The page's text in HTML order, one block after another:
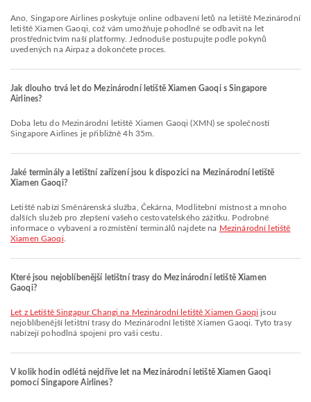
Ano, Singapore Airlines poskytuje online odbavení letů na letiště Mezinárodní
letiště Xiamen Gaoqi, což vám umožňuje pohodlně se odbavit na let
prostřednictvím naší platformy. Jednoduše postupujte podle pokynů
uvedených na Airpaz a dokončete proces.
Jak dlouho trvá let do Mezinárodní letiště Xiamen Gaoqi s Singapore
Airlines?
Doba letu do Mezinárodní letiště Xiamen Gaoqi (XMN) se společností
Singapore Airlines je přibližně 4h 35m.
Jaké terminály a letištní zařízení jsou k dispozici na Mezinárodní letiště
Xiamen Gaoqi?
Letiště nabízí Směnárenská služba, Čekárna, Modlitební místnost a mnoho
dalších služeb pro zlepšení vašeho cestovatelského zážitku. Podrobné
informace o vybavení a rozmístění terminálů najdete na Mezinárodní letiště
Xiamen Gaoqi
Které jsou nejoblíbenější letištní trasy do Mezinárodní letiště Xiamen
Gaoqi?
let z Letiště Singapur Changi na Mezinárodní letiště Xiamen Gaoqi jsou
nejoblíbenější letištní trasy do Mezinárodní letiště Xiamen Gaoqi. Tyto trasy
nabízejí pohodlná spojení pro vaši cestu.
V kolik hodin odlétá nejdříve let na Mezinárodní letiště Xiamen Gaoqi
pomocí Singapore Airlines?